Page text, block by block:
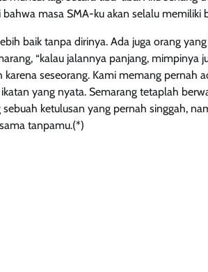
masa SMA-ku akan selalu memiliki
baik tanpa dirinya. Ada juga orang
“kalau jalannya panjang, mimpinya
karena seseorang. Kami memang pernah
yang nyata. Semarang tetaplah
ketulusan yang pernah singgah,
tanpamu.(*)